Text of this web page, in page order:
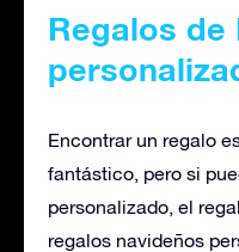
Regalos de
Encontrar un regalo
fantástico, pero si
personalizado, el
regalos navideños